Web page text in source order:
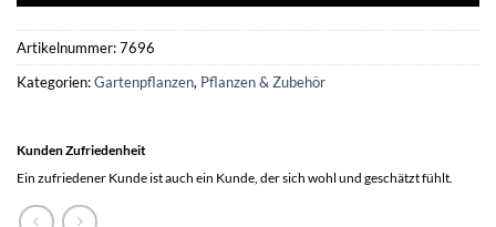
Artikelnummer:7696
Kategorien:Gartenpflanzen, Pflanzen & Zubehör
Kunden Zufriedenheit
Ein zufriedener Kunde ist auch ein Kunde, der sich wohl und geschätzt fühlt.